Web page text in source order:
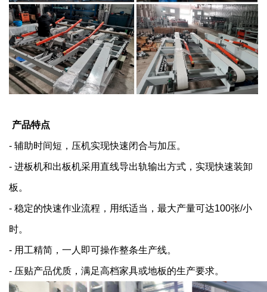
产品特点
- 辅助时间短，压机实现快速闭合与加压。
- 进板机和出板机采用直线导出轨输出方式，实现快速装卸
板。
- 稳定的快速作业流程，用纸适当，最大产量可达100张/小
时。
- 用工精简，一人即可操作整条生产线。
- 压贴产品优质，满足高档家具或地板的生产要求。